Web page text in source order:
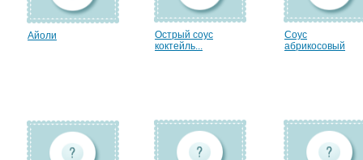
Айоли
Острый соус
коктейль...
Соус
абрикосовый